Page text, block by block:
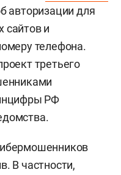
авторизации для
сайтов и
телефона.
третьего
РФ
В частности,